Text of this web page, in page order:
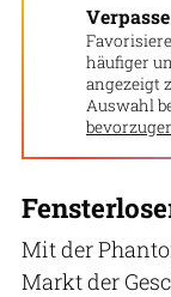
häufiger
angezeigt
Auswahl
Mit der
Markt der